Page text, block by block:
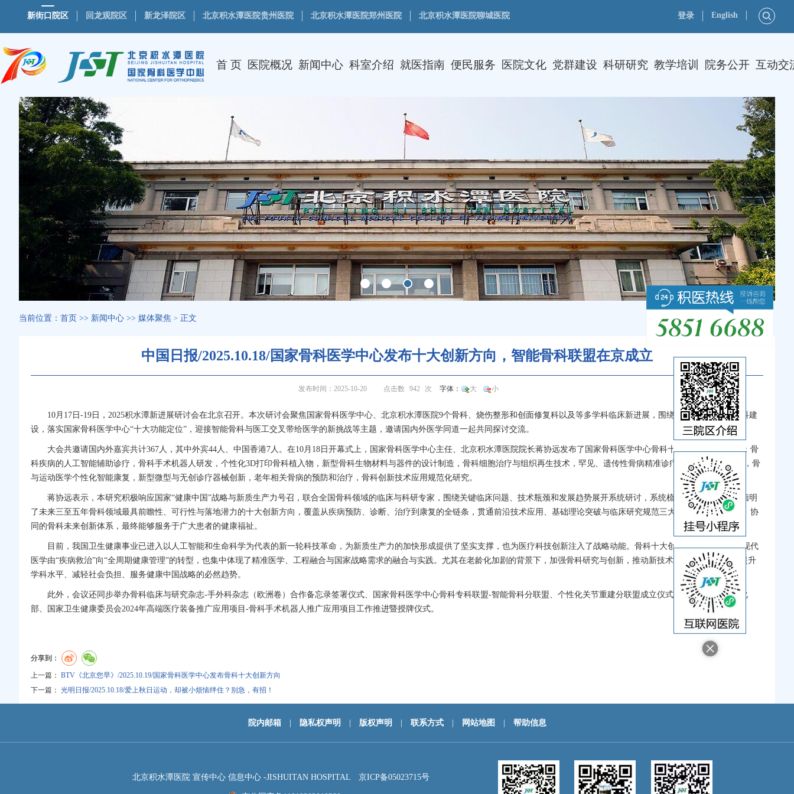
新街口院区 回龙观院区 新龙泽院区 北京积水潭医院贵州医院 北京积水潭医院郑州医院 北京积水潭医院聊城医院 登录 English
首 页 医院概况 新闻中心 科室介绍 就医指南 便民服务 医院文化 党群建设 科研研究 教学培训 院务公开 互动交
当前位置： 首页 >> 新闻中心 >> 媒体聚焦 > 正文
中国日报/2025.10.18/国家骨科医学中心发布十大创新方向，智能骨科联盟在京成立
发布时间：2025-10-20 点击数 942 次 字体： 大 小
10月17日-19日，2025积水潭新进展研讨会在北京召开。本次研讨会聚焦国家骨科 医学中心、北京积水潭医院9个骨科、 烧伤整形和创面修复科以及等多学科临床新进展，围绕加强临床专科和学科建
设，落实国家骨科 医学中心“十大功能定位”，迎接智能骨科与医工交叉带给医学的新挑战等主题，邀请国内外医学同道一起共同探讨交流。
大会共邀请国内外嘉宾共计367人，其中外宾44人、中国香港7人。在10月18日开幕式上，国家骨科 医学中心主任、北京积水潭医院院长蒋协远发布了国家骨科 医学中心骨科十大创新方向。包括： 骨
科疾病的人工智能辅助诊疗， 骨科手术机器人研发，个性化3D打印骨科植入物，新型骨科生物材料与器件的设计制造， 骨科细胞治疗与组织再生技术，罕见、遗传性骨病精准诊疗和多组学技术应用，骨
与运动医学个性化智能康复，新型微型与无创诊疗器械创新，老年相关骨病的预防和治疗， 骨科创新技术应用规范化研究。
蒋协远表示，本研究积极响应国家“健康中国”战略与新质生产力号召，联合全国 骨科领域的临床与科研专家，围绕关键临床问题、技术瓶颈和发展趋势展开系统研讨，系统梳理凝练并前瞻性地指明
了未来三至五年骨科领域最具前瞻性、可行性与落地潜力的十大创新方向，覆盖从疾病预防、诊断、治疗到康复的全链条，贯通前沿技术应用、基础理论突破与临床研究规范三大层级，构建出立体、协
同的骨科未来创新体系，最终能够服务于广大患者的健康福祉。
目前，我国卫生健康事业已进入以人工智能和生命科学为代表的新一轮科技革命，为新质生产力的加快形成提供了坚实支撑，也为医疗科技创新注入了战略动能。 骨科十大创新方向，既映射出现代
医学由“疾病救治”向“全周期健康管理”的转型，也集中体现了精准医学、工程融合与国家战略需求的融合与实践。尤其在老龄化加剧的背景下，加强骨科研究与创新，推动新技术临床转化，已成为提升
学科水平、减轻社会负担、服务健康中国战略的必然趋势。
此外，会议还同步举办骨科临床与研究杂志-手外科杂志（欧洲卷）合作备忘录签署仪式、国家骨科 医学中心骨科专科联盟-智能骨科分联盟、个性化关节重建分联盟成立仪式，以及工业和信息化
部、国家卫生健康委员会2024年高端医疗装备推广应用项目-骨科手术机器人推广应用项目工作推进暨授牌仪式。
分享到：
上一篇： BTV《北京您早》/2025.10.19/国家骨科医学中心发布骨科十大创新方向
下一篇： 光明日报/2025.10.18/爱上秋日运动，却被小烦恼绊住？别急，有招！
院内邮箱 隐私权声明 版权声明 联系方式 网站地图 帮助信息
北京积水潭医院 宣传中心 信息中心 -JISHUITAN HOSPITAL 京ICP备05023715号